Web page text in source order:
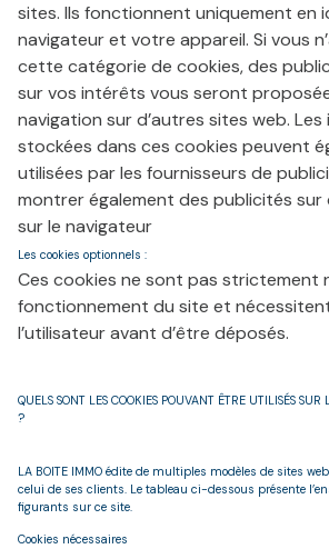
sites. Ils fonctionnent uniquement en
navigateur et votre appareil. Si vous
cette catégorie de cookies, des
sur vos intérêts vous seront
navigation sur d’autres sites web.
stockées dans ces cookies peuvent
utilisées par les fournisseurs de
montrer également des publicités sur
sur le navigateur
Les cookies optionnels :
Ces cookies ne sont pas strictement
fonctionnement du site et
l’utilisateur avant d’être déposés.
QUELS SONT LES COOKIES POUVANT ÊTRE UTILISÉS SUR
?
LA BOITE IMMO édite de multiples modèles de sites
celui de ses clients. Le tableau ci-dessous présente
figurants sur ce site.
Cookies nécessaires